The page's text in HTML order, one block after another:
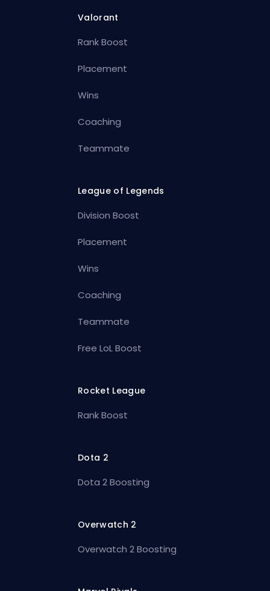
Valorant
Rank Boost
Placement
Wins
Coaching
Teammate
League of Legends
Division Boost
Placement
Wins
Coaching
Teammate
Free LoL Boost
Rocket League
Rank Boost
Dota 2
Dota 2 Boosting
Overwatch 2
Overwatch 2 Boosting